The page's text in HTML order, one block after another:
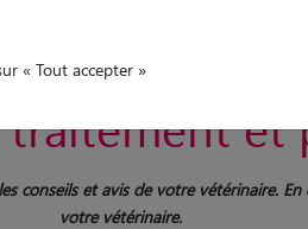
(PIF)
traitement et
conseils et avis de votre vétérinaire.
votre vétérinaire.
« Tout accepter »